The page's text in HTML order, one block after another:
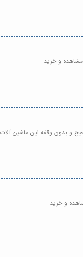
مشاهده و خرید
و بدون وقفه این ماشین
و خرید